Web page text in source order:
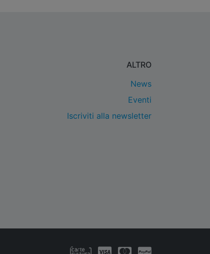
ALTRO
News
Eventi
Iscriviti alla newsletter